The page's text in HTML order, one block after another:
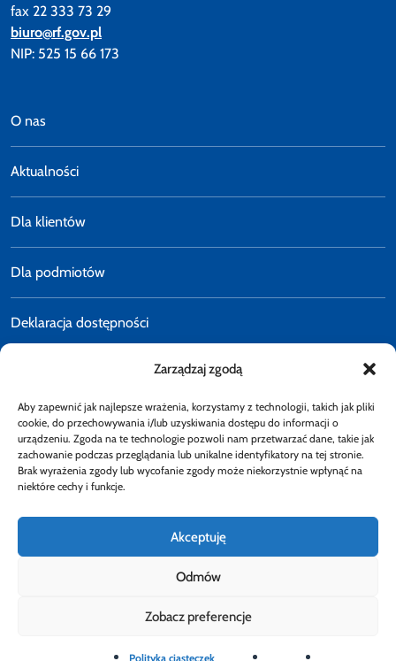
Zarządzaj zgodą
Aby zapewnić jak najlepsze wrażenia, korzystamy z technologii, takich jak pliki
cookie, do przechowywania i/lub uzyskiwania dostępu do informacji o
urządzeniu. Zgoda na te technologie pozwoli nam przetwarzać dane, takie jak
zachowanie podczas przeglądania lub unikalne identyfikatory na tej stronie.
Brak wyrażenia zgody lub wycofanie zgody może niekorzystnie wpłynąć na
niektóre cechy i funkcje.
Akceptuję
Odmów
Zobacz preferencje
Polityka ciasteczek
fax 22 333 73 29
biuro@rf.gov.pl
NIP: 525 15 66 173
O nas
Aktualności
Dla klientów
Dla podmiotów
Deklaracja dostępności
E-faktury
Dostępność